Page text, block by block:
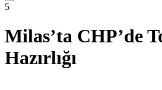
5
Milas’ta CHP’de
Hazırlığı